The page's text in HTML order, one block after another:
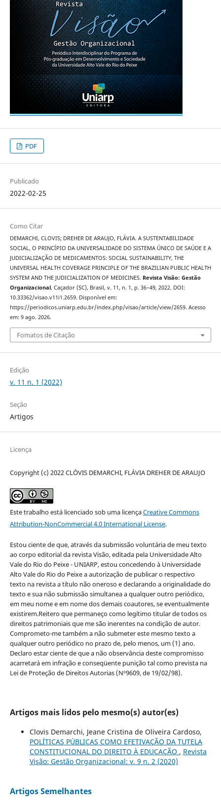
PDF
Publicado
2022-02-25
Como Citar
DEMARCHI, CLOVIS; DREHER DE ARAUJO, FLÁVIA. A SUSTENTABILIDADE
SOCIAL, O PRINCÍPIO DA UNIVERSALIDADE DO SISTEMA ÚNICO DE SAÚDE E A
JUDICIALIZAÇÃO DE MEDICAMENTOS: SOCIAL SUSTAINABILITY, THE
UNIVERSAL HEALTH COVERAGE PRINCIPLE OF THE BRAZILIAN PUBLIC HEALTH
SYSTEM AND THE JUDICIALIZATION OF MEDICINES. Revista Visão: Gestão
Organizacional, Caçador (SC), Brasil, v. 11, n. 1, p. 36–49, 2022. DOI:
10.33362/visao.v11i1.2659. Disponível em:
https://periodicos.uniarp.edu.br/index.php/visao/article/view/2659. Acesso
em: 9 ago. 2026.
Fomatos de Citação
Edição
v. 11 n. 1 (2022)
Seção
Artigos
Licença
Copyright (c) 2022 CLÓVIS DEMARCHI, FLÁVIA DREHER DE ARAUJO
Este trabalho está licenciado sob uma licençaCreative Commons
Attribution-NonCommercial 4.0 International License.
Estou ciente de que, através da submissão voluntária de meu texto
ao corpo editorial da revista Visão, editada pela Universidade Alto
Vale do Rio do Peixe - UNIARP, estou concedendo à Universidade
Alto Vale do Rio do Peixe a autorização de publicar o respectivo
texto na revista a título não oneroso e declarando a originalidade do
texto e sua não submissão simultanea a qualquer outro periódico,
em meu nome e em nome dos demais coautores, se eventualmente
existirem.Reitero que permaneço como legítimo titular de todos os
direitos patrimoniais que me são inerentes na condição de autor.
Comprometo-me também a não submeter este mesmo texto a
qualquer outro periódico no prazo de, pelo menos, um (1) ano.
Declaro estar ciente de que a não observância deste compromisso
acarretará em infração e conseqüente punição tal como prevista na
Lei de Proteção de Direitos Autorias (Nº9609, de 19/02/98).
Artigos mais lidos pelo mesmo(s) autor(es)
Clovis Demarchi, Jeane Cristina de Oliveira Cardoso,
POLÍTICAS PÚBLICAS COMO EFETIVAÇÃO DA TUTELA
CONSTITUCIONAL DO DIREITO À EDUCAÇÃO , Revista
Visão: Gestão Organizacional: v. 9 n. 2 (2020)
Artigos Semelhantes